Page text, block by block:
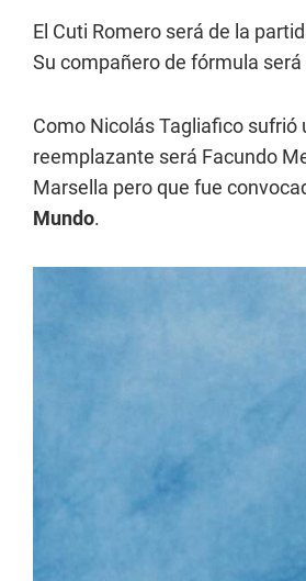
El Cuti Romero será de la
Su compañero de fórmula
Como Nicolás Tagliafico
reemplazante será Facundo
Marsella pero que fue
Mundo.